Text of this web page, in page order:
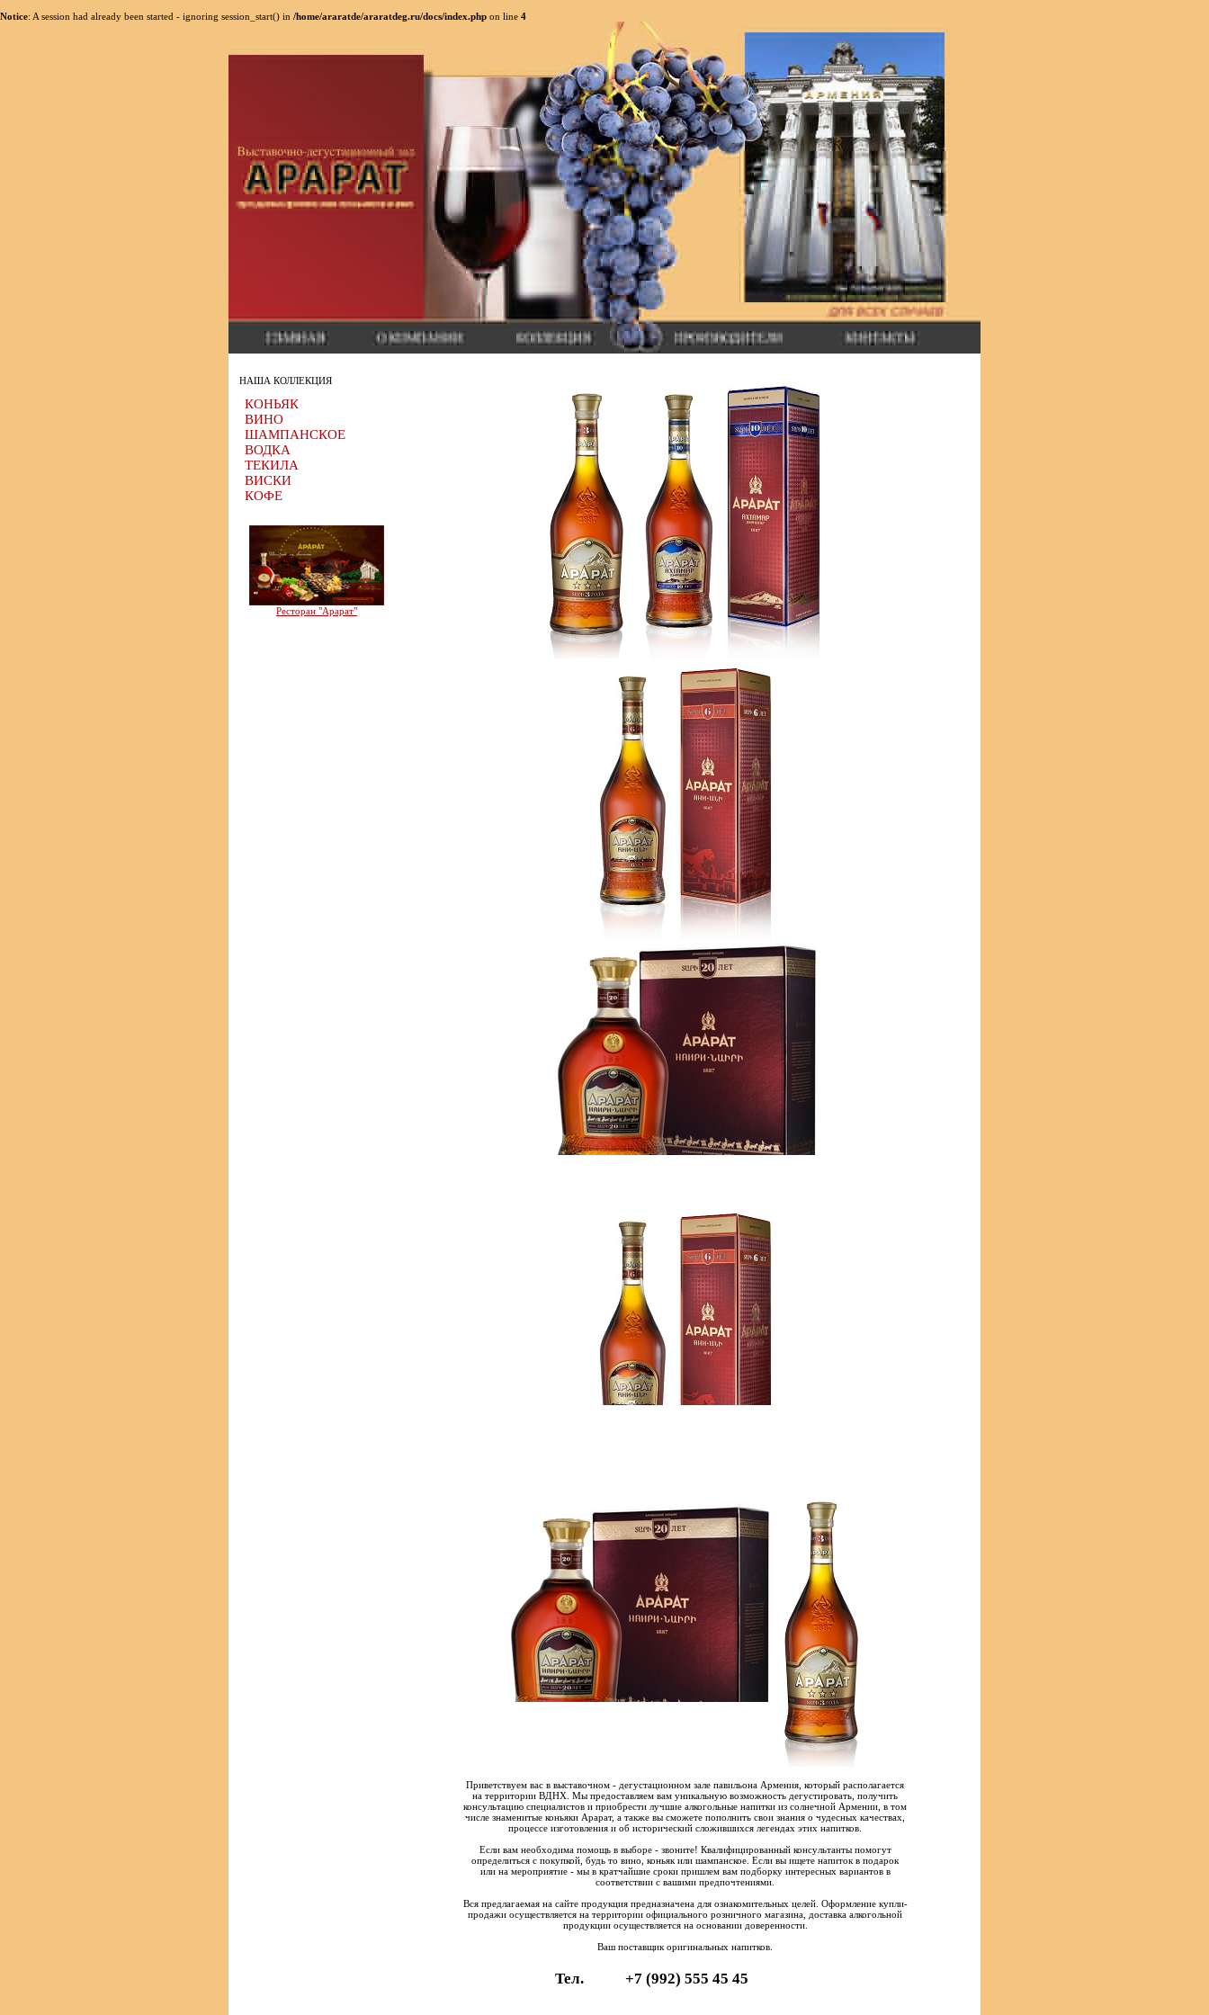
Notice: A session had already been started - ignoring session_start() in /home/araratde/araratdeg.ru/docs/index.php on line 4
НАША КОЛЛЕКЦИЯ
КОНЬЯК
ВИНО
ШАМПАНСКОЕ
ВОДКА
ТЕКИЛА
ВИСКИ
КОФЕ
Ресторан "Арарат"
Приветствуем вас в выставочном - дегустационном зале павильона Армения, который располагается
на территории ВДНХ. Мы предоставляем вам уникальную возможность дегустировать, получить
консультацию специалистов и приобрести лучшие алкогольные напитки из солнечной Армении, в том
числе знаменитые коньяки Арарат, а также вы сможете пополнить свои знания о чудесных качествах,
процессе изготовления и об исторический сложившихся легендах этих напитков.
Если вам необходима помощь в выборе - звоните! Квалифицированный консультанты помогут
определиться с покупкой, будь то вино, коньяк или шампанское. Если вы ищете напиток в подарок
или на мероприятие - мы в кратчайшие сроки пришлем вам подборку интересных вариантов в
соответствии с вашими предпочтениями.
Вся предлагаемая на сайте продукция предназначена для ознакомительных целей. Оформление купли-
продажи осуществляется на территории официального розничного магазина, доставка алкогольной
продукции осуществляется на основании доверенности.
Ваш поставщик оригинальных напитков.
Тел. +7 (992) 555 45 45